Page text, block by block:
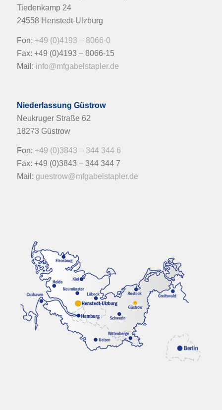
Tiedenkamp 24
24558 Henstedt-Ulzburg
Fon: +49 (0)4193 – 8066-0
Fax: +49 (0)4193 – 8066-15
Mail: info@mfgabelstapler.de
Niederlassung Güstrow
Neukruger Straße 62
18273 Güstrow
Fon: +49 (0)3843 – 344 344 6
Fax: +49 (0)3843 – 344 344 7
Mail: guestrow@mfgabelstapler.de